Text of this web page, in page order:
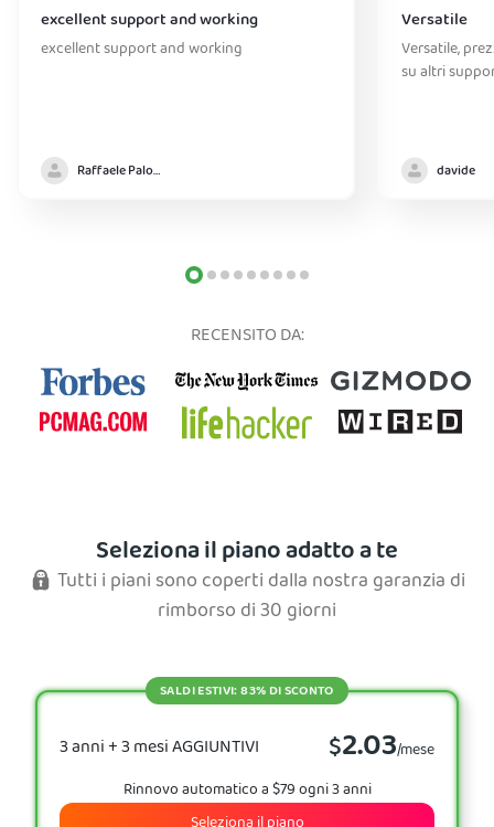
excellent support and working
excellent support and working
Raffaele Palomba
Versatile
Versatile,
su altri
davide
RECENSITO DA:
Seleziona il piano adatto a te
Tutti i piani sono coperti dalla nostra garanzia di
rimborso di 30 giorni
3 anni + 3 mesi AGGIUNTIVI $2.03/mese
SALDI ESTIVI: 83% DI SCONTO
Rinnovo automatico a $79 ogni 3 anni